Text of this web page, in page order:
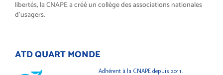
libertés, la CNAPE a créé un collège des associations nationales
d’usagers.
ATD QUART MONDE
Adhérent à la CNAPE depuis 2011.